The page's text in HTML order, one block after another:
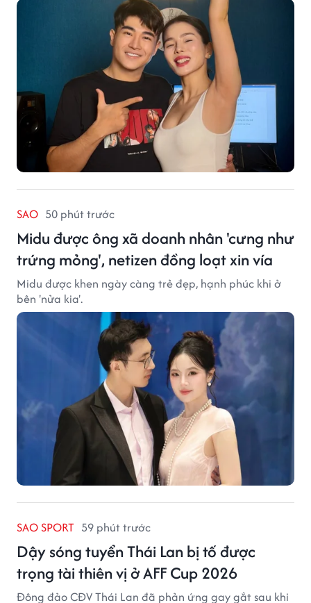
SAO 50 phút trước
Midu được ông xã doanh nhân 'cưng như
trứng mỏng', netizen đồng loạt xin vía
Midu được khen ngày càng trẻ đẹp, hạnh phúc khi ở
bên 'nửa kia'.
SAO SPORT 59 phút trước
Dậy sóng tuyển Thái Lan bị tố được
trọng tài thiên vị ở AFF Cup 2026
Đông đảo CĐV Thái Lan đã phản ứng gay gắt sau khi